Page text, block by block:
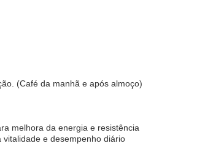
(Café da manhã e após almoço)
melhora da energia e resistência
e desempenho diário